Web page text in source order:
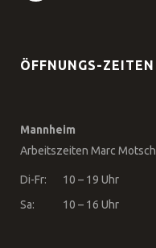
ÖFFNUNGS-ZEITEN
Mannheim
Arbeitszeiten Marc Motsch
Di-Fr:
10 – 19 Uhr
Sa:
10 – 16 Uhr